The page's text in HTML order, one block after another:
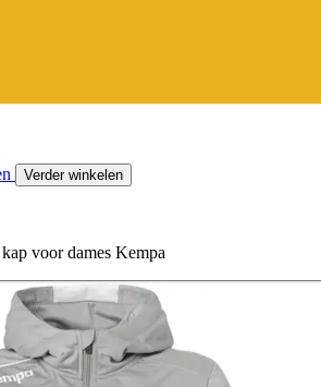
Verder winkelen
voor dames Kempa